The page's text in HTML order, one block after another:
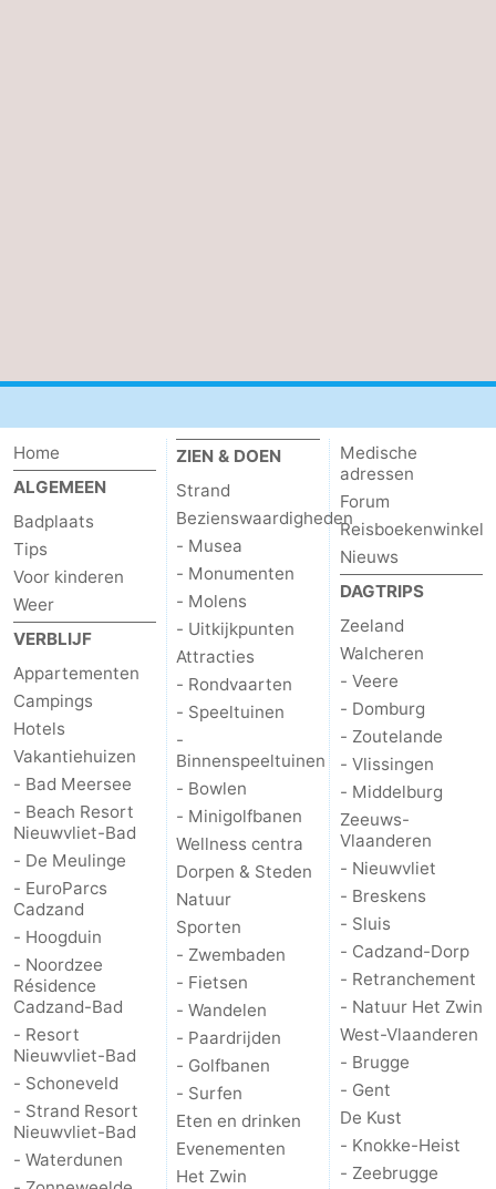
Home
ALGEMEEN
Badplaats
Tips
Voor kinderen
Weer
VERBLIJF
Appartementen
Campings
Hotels
Vakantiehuizen
- Bad Meersee
- Beach Resort
Nieuwvliet-Bad
- De Meulinge
- EuroParcs
Cadzand
- Hoogduin
- Noordzee
Résidence
Cadzand-Bad
- Resort
Nieuwvliet-Bad
- Schoneveld
- Strand Resort
Nieuwvliet-Bad
- Waterdunen
ZIEN & DOEN
Strand
Bezienswaardigheden
- Musea
- Monumenten
- Molens
- Uitkijkpunten
Attracties
- Rondvaarten
- Speeltuinen
-
Binnenspeeltuinen
- Bowlen
- Minigolfbanen
Wellness centra
Dorpen & Steden
Natuur
Sporten
- Zwembaden
- Fietsen
- Wandelen
- Paardrijden
- Golfbanen
- Surfen
Eten en drinken
Evenementen
Het Zwin
Medische
adressen
Forum
Reisboekenwinkel
Nieuws
DAGTRIPS
Zeeland
Walcheren
- Veere
- Domburg
- Zoutelande
- Vlissingen
- Middelburg
Zeeuws-
Vlaanderen
- Nieuwvliet
- Breskens
- Sluis
- Cadzand-Dorp
- Retranchement
- Natuur Het Zwin
West-Vlaanderen
- Brugge
- Gent
De Kust
- Knokke-Heist
- Zeebrugge